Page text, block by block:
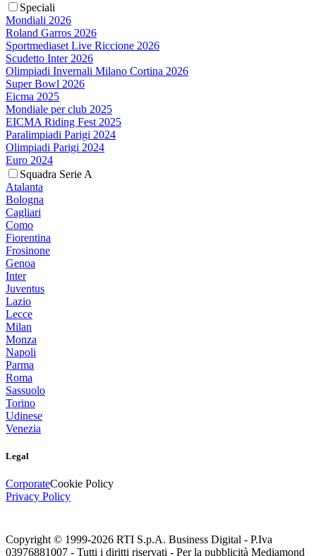
Speciali
Mondiali 2026
Roland Garros 2026
Sportmediaset Live Riccione 2026
Scudetto Inter 2026
Olimpiadi Invernali Milano Cortina 2026
Super Bowl 2026
Eicma 2025
Mondiale per club 2025
EICMA Riding Fest 2025
Paralimpiadi Parigi 2024
Olimpiadi Parigi 2024
Euro 2024
Squadra Serie A
Atalanta
Bologna
Cagliari
Como
Fiorentina
Frosinone
Genoa
Inter
Juventus
Lazio
Lecce
Milan
Monza
Napoli
Parma
Roma
Sassuolo
Torino
Udinese
Venezia
Legal
CorporateCookie Policy
Privacy Policy
Copyright © 1999-2026 RTI S.p.A. Business Digital - P.Iva
03976881007 - Tutti i diritti riservati - Per la pubblicità Mediamond